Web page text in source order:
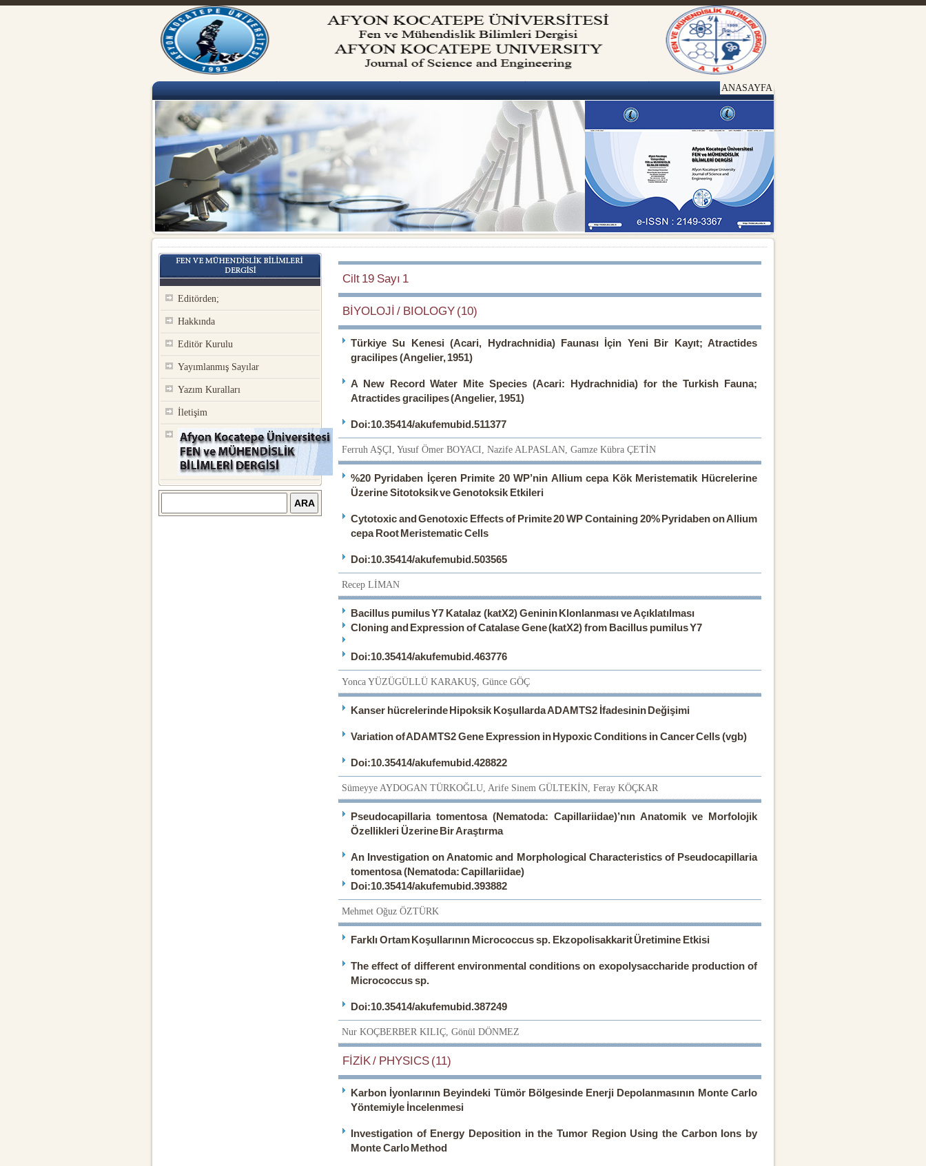
ANASAYFA
Editörden;
Hakkında
Editör Kurulu
Yayımlanmış Sayılar
Yazım Kuralları
İletişim
Cilt 19 Sayı 1
BİYOLOJİ / BIOLOGY (10)
Türkiye Su Kenesi (Acari, Hydrachnidia) Faunası İçin Yeni Bir Kayıt; Atractides
gracilipes (Angelier, 1951)
A New Record Water Mite Species (Acari: Hydrachnidia) for the Turkish Fauna;
Atractides gracilipes (Angelier, 1951)
Doi:10.35414/akufemubid.511377
Ferruh AŞÇI, Yusuf Ömer BOYACI, Nazife ALPASLAN, Gamze Kübra ÇETİN
%20 Pyridaben İçeren Primite 20 WP’nin Allium cepa Kök Meristematik Hücrelerine
Üzerine Sitotoksik ve Genotoksik Etkileri
Cytotoxic and Genotoxic Effects of Primite 20 WP Containing 20% Pyridaben on Allium
cepa Root Meristematic Cells
Doi:10.35414/akufemubid.503565
Recep LİMAN
Bacillus pumilus Y7 Katalaz (katX2) Geninin Klonlanması ve Açıklatılması
Cloning and Expression of Catalase Gene (katX2) from Bacillus pumilus Y7
Doi:10.35414/akufemubid.463776
Yonca YÜZÜGÜLLÜ KARAKUŞ, Günce GÖÇ
Kanser hücrelerinde Hipoksik Koşullarda ADAMTS2 İfadesinin Değişimi
Variation of ADAMTS2 Gene Expression in Hypoxic Conditions in Cancer Cells (vgb)
Doi:10.35414/akufemubid.428822
Sümeyye AYDOGAN TÜRKOĞLU, Arife Sinem GÜLTEKİN, Feray KÖÇKAR
Pseudocapillaria tomentosa (Nematoda: Capillariidae)’nın Anatomik ve Morfolojik
Özellikleri Üzerine Bir Araştırma
An Investigation on Anatomic and Morphological Characteristics of Pseudocapillaria
tomentosa (Nematoda: Capillariidae)
Doi:10.35414/akufemubid.393882
Mehmet Oğuz ÖZTÜRK
Farklı Ortam Koşullarının Micrococcus sp. Ekzopolisakkarit Üretimine Etkisi
The effect of different environmental conditions on exopolysaccharide production of
Micrococcus sp.
Doi:10.35414/akufemubid.387249
Nur KOÇBERBER KILIÇ, Gönül DÖNMEZ
FİZİK / PHYSICS (11)
Karbon İyonlarının Beyindeki Tümör Bölgesinde Enerji Depolanmasının Monte Carlo
Yöntemiyle İncelenmesi
Investigation of Energy Deposition in the Tumor Region Using the Carbon Ions by
Monte Carlo Method